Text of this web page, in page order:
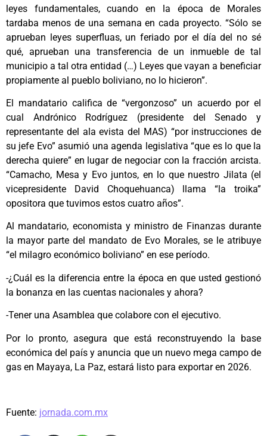
leyes fundamentales, cuando en la época de Morales
tardaba menos de una semana en cada proyecto. “Sólo se
aprueban leyes superfluas, un feriado por el día del no sé
qué, aprueban una transferencia de un inmueble de tal
municipio a tal otra entidad (…) Leyes que vayan a beneficiar
propiamente al pueblo boliviano, no lo hicieron”.
El mandatario califica de “vergonzoso” un acuerdo por el
cual Andrónico Rodríguez (presidente del Senado y
representante del ala evista del MAS) “por instrucciones de
su jefe Evo” asumió una agenda legislativa “que es lo que la
derecha quiere” en lugar de negociar con la fracción arcista.
“Camacho, Mesa y Evo juntos, en lo que nuestro Jilata (el
vicepresidente David Choquehuanca) llama “la troika”
opositora que tuvimos estos cuatro años”.
Al mandatario, economista y ministro de Finanzas durante
la mayor parte del mandato de Evo Morales, se le atribuye
“el milagro económico boliviano” en ese período.
-¿Cuál es la diferencia entre la época en que usted gestionó
la bonanza en las cuentas nacionales y ahora?
-Tener una Asamblea que colabore con el ejecutivo.
Por lo pronto, asegura que está reconstruyendo la base
económica del país y anuncia que un nuevo mega campo de
gas en Mayaya, La Paz, estará listo para exportar en 2026.
Fuente: jornada.com.mx